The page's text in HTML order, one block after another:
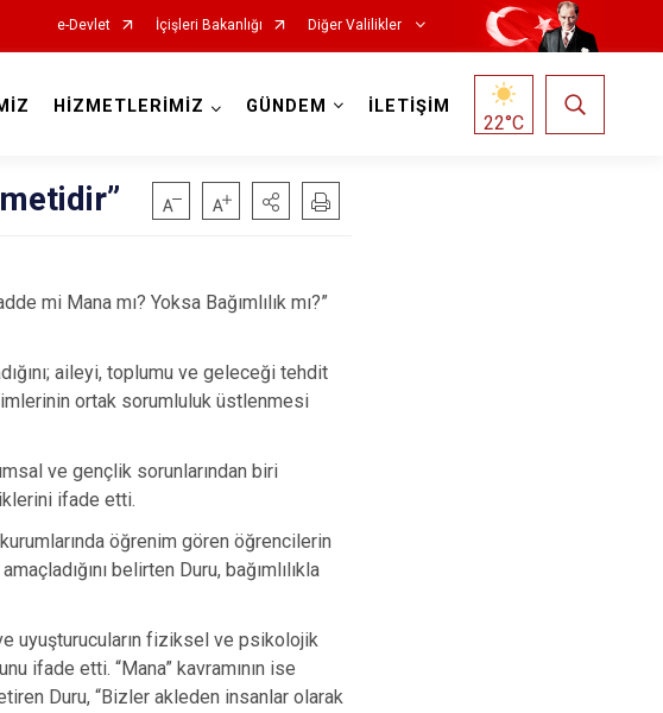
e-Devlet İçişleri Bakanlığı Diğer Valilikler
HİZMETLERİMİZ GÜNDEM İLETİŞİM
22°C
mi Mana mı? Yoksa Bağımlılık mı?”
aileyi, toplumu ve geleceği tehdit
ortak sorumluluk üstlenmesi
ve gençlik sorunlarından biri
ifade etti.
öğrenim gören öğrencilerin
belirten Duru, bağımlılıkla
uyuşturucuların fiziksel ve psikolojik
ifade etti. “Mana” kavramının ise
Duru, “Bizler akleden insanlar olarak